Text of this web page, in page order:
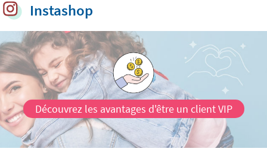
Instashop
Découvrez les avantages d'être un client VIP